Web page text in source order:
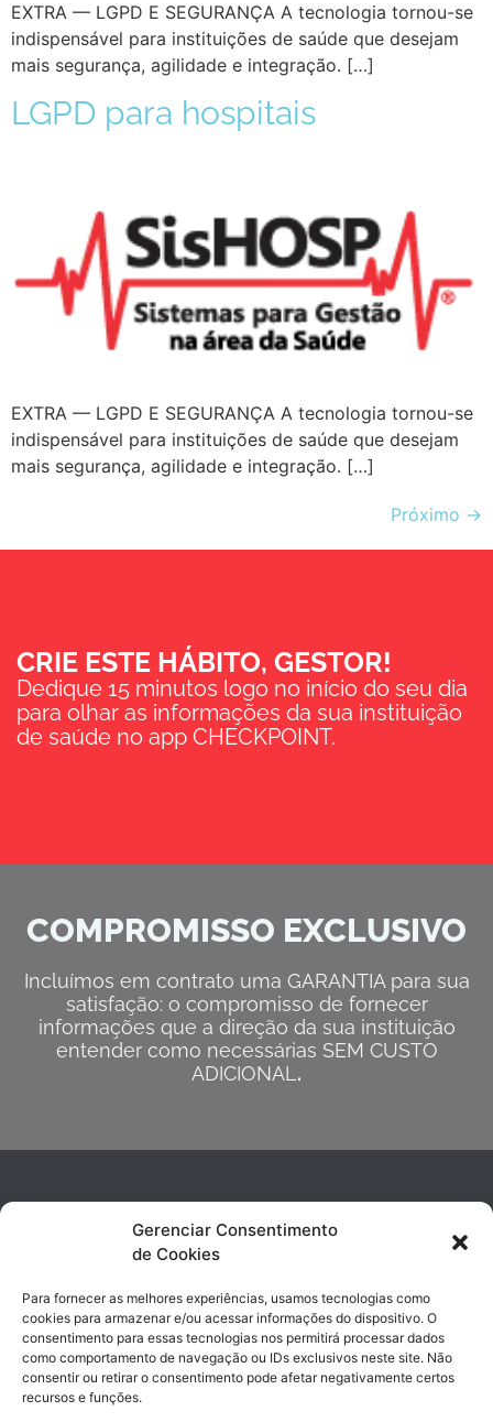
Gerenciar Consentimento
de Cookies
Para fornecer as melhores experiências, usamos tecnologias como
cookies para armazenar e/ou acessar informações do dispositivo. O
consentimento para essas tecnologias nos permitirá processar dados
como comportamento de navegação ou IDs exclusivos neste site. Não
consentir ou retirar o consentimento pode afetar negativamente certos
recursos e funções.
EXTRA — LGPD E SEGURANÇA A tecnologia tornou-se
indispensável para instituições de saúde que desejam
mais segurança, agilidade e integração. […]
LGPD para hospitais
EXTRA — LGPD E SEGURANÇA A tecnologia tornou-se
indispensável para instituições de saúde que desejam
mais segurança, agilidade e integração. […]
Próximo →
CRIE ESTE HÁBITO, GESTOR!
Dedique 15 minutos logo no início do seu dia
para olhar as informações da sua instituição
de saúde no app CHECKPOINT.
COMPROMISSO EXCLUSIVO
Incluímos em contrato uma GARANTIA para sua
satisfação: o compromisso de fornecer
informações que a direção da sua instituição
entender como necessárias SEM CUSTO
ADICIONAL .
contato@sishosp.com.br
(19) 3743-4890 | (19) 99947-8017
Avenida Marechal Rondon, 338 Jd. Chapadão | Campinas, SP